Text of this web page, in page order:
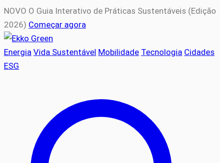
NOVO O Guia Interativo de Práticas Sustentáveis (Edição
2026) Começar agora
Energia Vida Sustentável Mobilidade Tecnologia Cidades
ESG